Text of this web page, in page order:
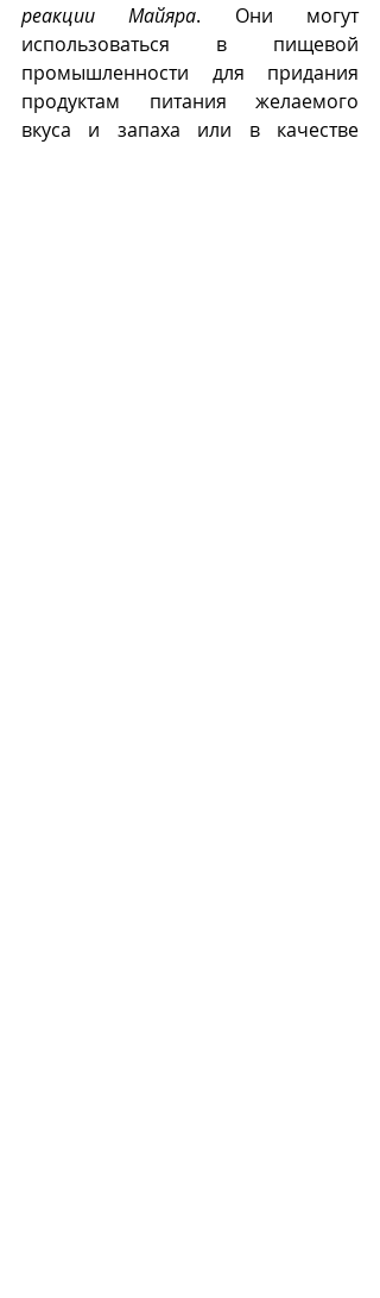
реакции Майяра. Они могут
использоваться в пищевой
промышленности для придания
продуктам питания желаемого
вкуса и запаха или в качестве